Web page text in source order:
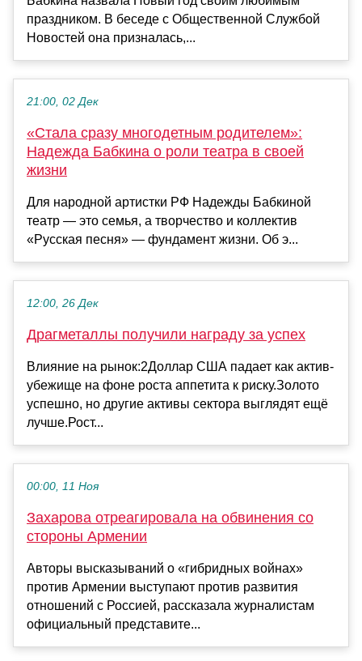
праздником. В беседе с Общественной Службой
Новостей она призналась,...
21:00, 02 Дек
«Стала сразу многодетным родителем»:
Надежда Бабкина о роли театра в своей
жизни
Для народной артистки РФ Надежды Бабкиной
театр — это семья, а творчество и коллектив
«Русская песня» — фундамент жизни. Об э...
12:00, 26 Дек
Драгметаллы получили награду за успех
Влияние на рынок:2Доллар США падает как актив-
убежище на фоне роста аппетита к риску.Золото
успешно, но другие активы сектора выглядят ещё
лучше.Рост...
00:00, 11 Ноя
Захарова отреагировала на обвинения со
стороны Армении
Авторы высказываний о «гибридных войнах»
против Армении выступают против развития
отношений с Россией, рассказала журналистам
официальный представите...